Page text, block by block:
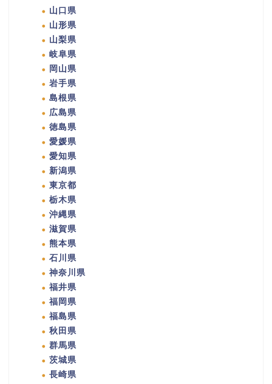
山口県
山形県
山梨県
岐阜県
岡山県
岩手県
島根県
広島県
徳島県
愛媛県
愛知県
新潟県
東京都
栃木県
沖縄県
滋賀県
熊本県
石川県
神奈川県
福井県
福岡県
福島県
秋田県
群馬県
茨城県
長崎県